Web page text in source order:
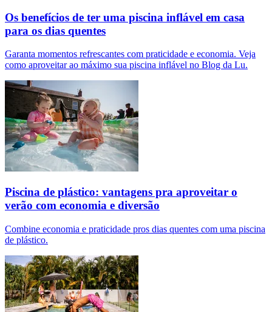
Os benefícios de ter uma piscina inflável em casa
para os dias quentes
Garanta momentos refrescantes com praticidade e economia. Veja
como aproveitar ao máximo sua piscina inflável no Blog da Lu.
Piscina de plástico: vantagens pra aproveitar o
verão com economia e diversão
Combine economia e praticidade pros dias quentes com uma piscina
de plástico.